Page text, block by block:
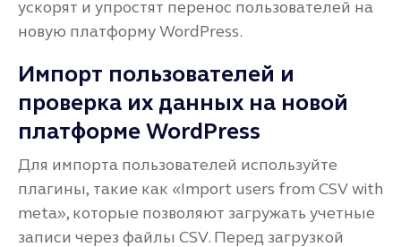
ускорят и упростят перенос пользователей на
новую платформу WordPress.
Импорт пользователей и
проверка их данных на новой
платформе WordPress
Для импорта пользователей используйте
плагины, такие как «Import users from CSV with
meta», которые позволяют загружать учетные
записи через файлы CSV. Перед загрузкой